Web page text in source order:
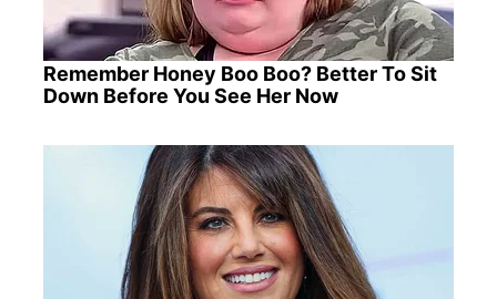
Remember Honey Boo Boo? Better To Sit
Down Before You See Her Now